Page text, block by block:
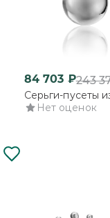
84 703 ₽243
Серьги-пусеты
Нет оценок